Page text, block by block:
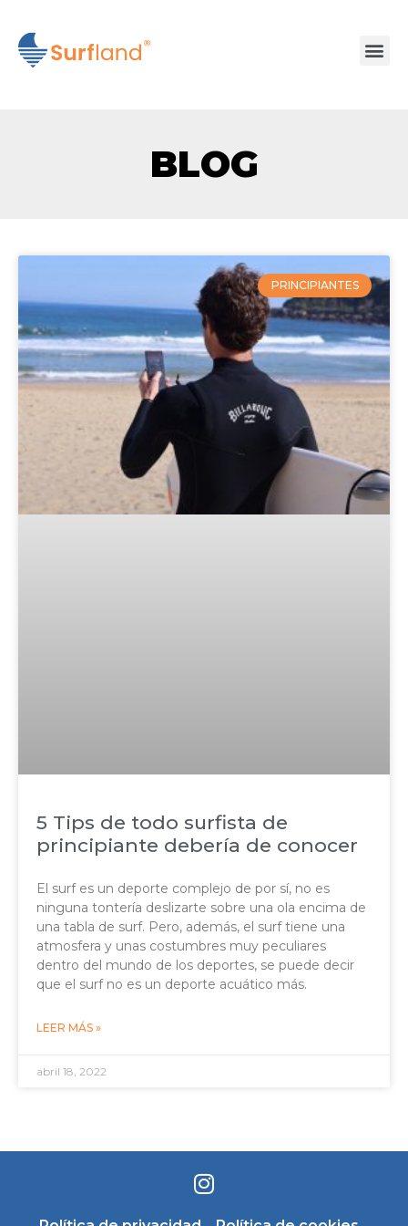
BLOG
PRINCIPIANTES
5 Tips de todo surfista de
principiante debería de conocer
El surf es un deporte complejo de por sí, no es
ninguna tontería deslizarte sobre una ola encima de
una tabla de surf. Pero, además, el surf tiene una
atmosfera y unas costumbres muy peculiares
dentro del mundo de los deportes, se puede decir
que el surf no es un deporte acuático más.
LEER MÁS »
abril 18, 2022